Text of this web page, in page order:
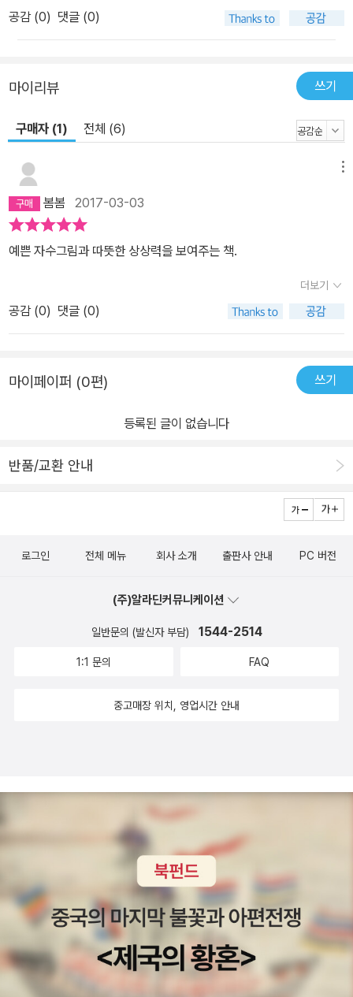
운 상황극, 역할 나누기 놀이 등 ‘나’의 경험을 나누는 이야기로 자연
문제 상황을 이겨낼 수 있는 아이들의 ‘마음의 근육’도 튼실하게 합니
다. 책 속에 등장하는 숨바꼭질과 따뜻한 편지읽기를 좋아하는 주인
& 선생님+ 친구들 = 다 함께 ‘눈을 감으면?’ 물론 지금의 ‘어른’들 또
이들과의 소통을 위해 이보다 좋을 순 없겠지요? ‘눈을 감으면’ 참으
로 신나는 이야기가 기다리고 있습니다. 아이들과 함께 나누어 주세
요. 어른들에게는 ‘추억’을 그리고 아이들에게는 ‘꿈’을 나누어 줄 수
있습니다. 막 세상과 더 많은 소통을 시작하는 아동에게 따듯한, 책 속
소중한 ‘기억’과 ‘배움’으로 나누어줄 수 있는 책! 소중한 성장기 아동
과 가족, 선생님들에게 기쁜 마음으로 추천합니다. 자, 눈을 감고 이야
기를 나누어 보세요, 지금. 책을 나눈 후에 아이들은 더 크게 눈을 뜨
17년 3월 6일자 기사 바로가기 ☞ 한겨레 2017년 3월 9일자 기사
공감 (0) 댓글 (0)
마이리뷰 쓰기
구매자 (1) 전체 (6)
봄봄 2017-03-03
예쁜 자수그림과 따뜻한 상상력을 보여주는 책.
더보기
공감 (0) 댓글 (0)
마이페이퍼 (0편) 쓰기
등록된 글이 없습니다
반품/교환 안내
로그인 전체 메뉴 회사 소개 출판사 안내 PC 버전
(주)알라딘커뮤니케이션
일반문의 (발신자 부담) 1544-2514
1:1 문의 FAQ
중고매장 위치, 영업시간 안내